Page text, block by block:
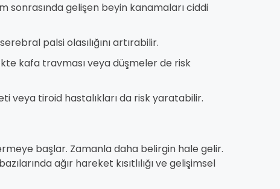
sonrasında gelişen beyin kanamaları ciddi
palsi olasılığını artırabilir.
kafa travması veya düşmeler de risk
veya tiroid hastalıkları da risk yaratabilir.
başlar. Zamanla daha belirgin hale gelir.
ağır hareket kısıtlılığı ve gelişimsel